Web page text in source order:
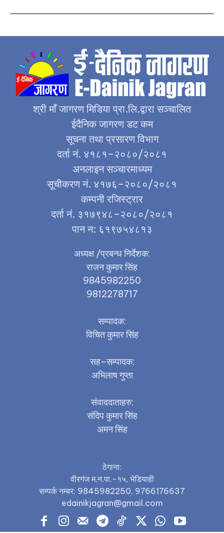
श्री माँ जागरण मिडिया प्रा.लि.द्वारा सञ्चालित
ईदैनिक जागरण डट कम
सूचना तथा प्रसारण विभाग
दर्ता नं. ४१८१–२०८०/२०८१
अनलाइन सञ्चारमाध्यम
सूचीकरण नं. ४१७६–२०८०/२०८१
कम्पनी रजिस्ट्रार
दर्ता नं. ३१७९४८–२०८०/२०८१
पान न: ६१९७५४८१३
अध्यक्ष /प्रबन्ध निर्देशक:
राजन कुमार सिंह
9845982250
9812278717
सम्पादक:
विचित कुमार सिंह
सह–सम्पादक:
अभिलाष गुप्ता
संवाददाताहरु:
संदिप कुमार सिंह
अमन सिंह
ठेगाना:
वीरगंज म.न.पा.-१५, भेडियाही
सम्पर्क नम्बर: 9845982250, 9766176637
edainikjagran@gmail.com